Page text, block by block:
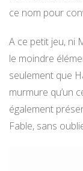
ce nom pour
A ce petit jeu, ni
le moindre
seulement que
murmure qu’un
également
Fable, sans